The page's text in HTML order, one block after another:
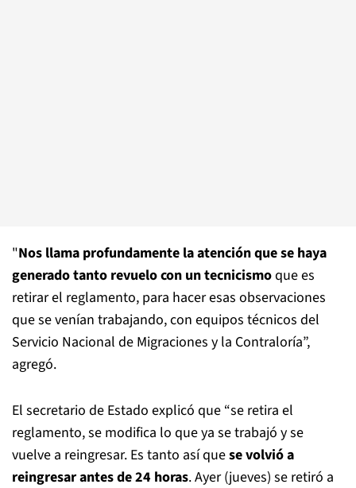
"Nos llama profundamente la atención que se haya
generado tanto revuelo con un tecnicismoque es
retirar el reglamento, para hacer esas observaciones
que se venían trabajando, con equipos técnicos del
Servicio Nacional de Migraciones y la Contraloría”,
agregó.
El secretario de Estado explicó que “se retira el
reglamento, se modifica lo que ya se trabajó y se
vuelve a reingresar. Es tanto así quese volvió a
reingresar antes de 24 horas. Ayer (jueves) se retiró a